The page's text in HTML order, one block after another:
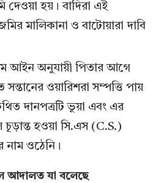
দেওয়া হয়। বাদিরা এই
মালিকানা ও বাটোয়ারা দাবি
আইন অনুযায়ী পিতার আগে
সন্তানের ওয়ারিশরা সম্পত্তি পায়
দানপত্রটি ভুয়া এবং এর
চূড়ান্ত হওয়া সি.এস (C.S.)
নাম ওঠেনি।
আদালত যা বলেছে